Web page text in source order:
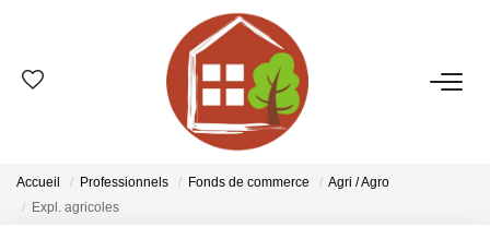
VENTES
ESTIMATION
Accueil Professionnels Fonds de commerce
Agri / Agro
Expl. agricoles